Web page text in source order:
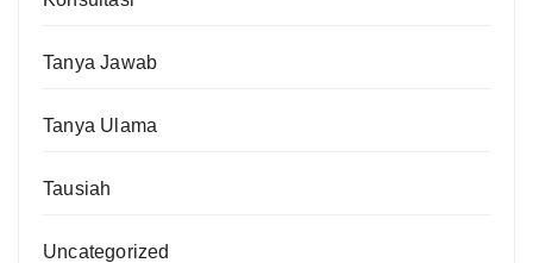
Tanya Jawab
Tanya Ulama
Tausiah
Uncategorized